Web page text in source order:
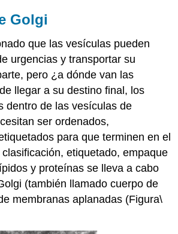
Golgi
que las vesículas pueden
urgencias y transportar su
pero ¿a dónde van las
llegar a su destino final, los
dentro de las vesículas de
ser ordenados,
para que terminen en el
etiquetado, empaque
y proteínas se lleva a cabo
(también llamado cuerpo de
membranas aplanadas (Figura\